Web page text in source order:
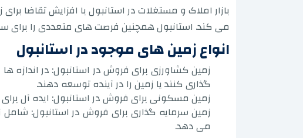
بازار املاک و مستغلات در استانبول با افزایش تقاضا
می کند. استانبول همچنین فرصت های متعددی را برای
انواع زمین های موجود در استانبول
زمین کشاورزی برای فروش در استانبول: در
گذاری کنند یا زمین را در آینده توسعه دهند.
زمین مسکونی برای فروش در استانبول: ایده آل
زمین سرمایه گذاری برای فروش در استانبول: شامل
می دهد.